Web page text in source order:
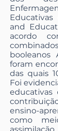
and
acordo
booleanos
foram
das quais
Foi
educativas
ensino-
como